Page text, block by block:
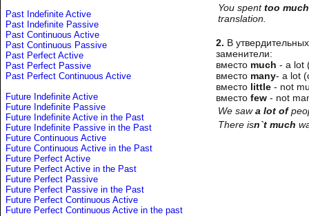
Past Indefinite Active
Past Indefinite Passive
Past Continuous Active
Past Continuous Passive
Past Perfect Active
Past Perfect Passive
Past Perfect Continuous Active
Future Indefinite Active
Future Indefinite Passive
Future Indefinite Active in the Past
Future Indefinite Passive in the Past
Future Continuous Active
Future Continuous Active in the Past
Future Perfect Active
Future Perfect Active in the Past
Future Perfect Passive
Future Perfect Passive in the Past
Future Perfect Continuous Active
Future Perfect Continuous Active in the past
You spenttoo much
translation.
2. В
заменители:
вместо much - a lot
вместо many- a lot
вместо little - not
вместо few - not
We sawa lot of
There isn`t much